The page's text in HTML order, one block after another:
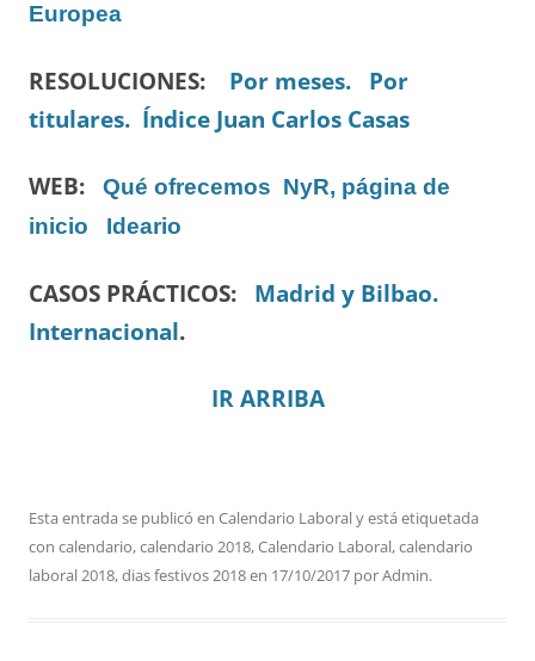
Europea
RESOLUCIONES: Por meses.
Por
titulares. Índice Juan Carlos Casas
WEB: Qué ofrecemos NyR, página de
inicio
Ideario
CASOS PRÁCTICOS: Madrid y Bilbao.
Internacional.
IR ARRIBA
Esta entrada se publicó en Calendario Laboraly está etiquetada
con calendario,calendario 2018,Calendario Laboral,calendario
laboral 2018,dias festivos 2018en 17/10/2017 porAdmin.